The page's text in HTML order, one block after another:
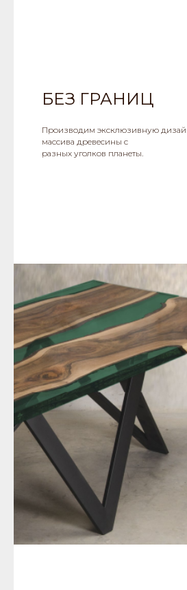
БЕЗ ГРАНИЦ
Производим эксклюзивную
массива древесины с
разных уголков планеты.